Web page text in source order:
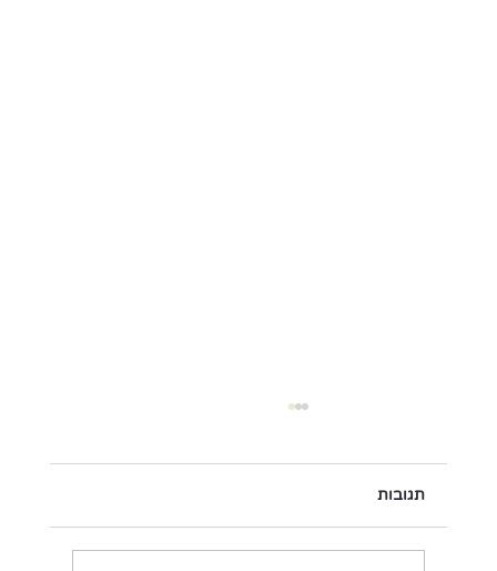
כל רגע הוא מתנה
תגובות